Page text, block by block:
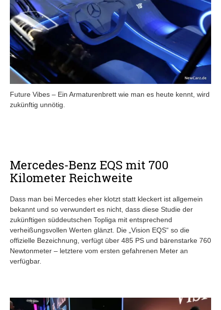
Future Vibes – Ein Armaturenbrett wie man es heute kennt, wird
zukünftig unnötig.
Mercedes-Benz EQS mit 700
Kilometer Reichweite
Dass man bei Mercedes eher klotzt statt kleckert ist allgemein
bekannt und so verwundert es nicht, dass diese Studie der
zukünftigen süddeutschen Topliga mit entsprechend
verheißungsvollen Werten glänzt. Die „Vision EQS“ so die
offizielle Bezeichnung, verfügt über 485 PS und bärenstarke 760
Newtonmeter – letztere vom ersten gefahrenen Meter an
verfügbar.